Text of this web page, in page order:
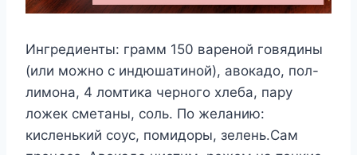
Ингредиенты: грамм 150 вареной говядины
(или можно с индюшатиной), авокадо, пол-
лимона, 4 ломтика черного хлеба, пару
ложек сметаны, соль. По желанию:
кисленький соус, помидоры, зелень.Сам